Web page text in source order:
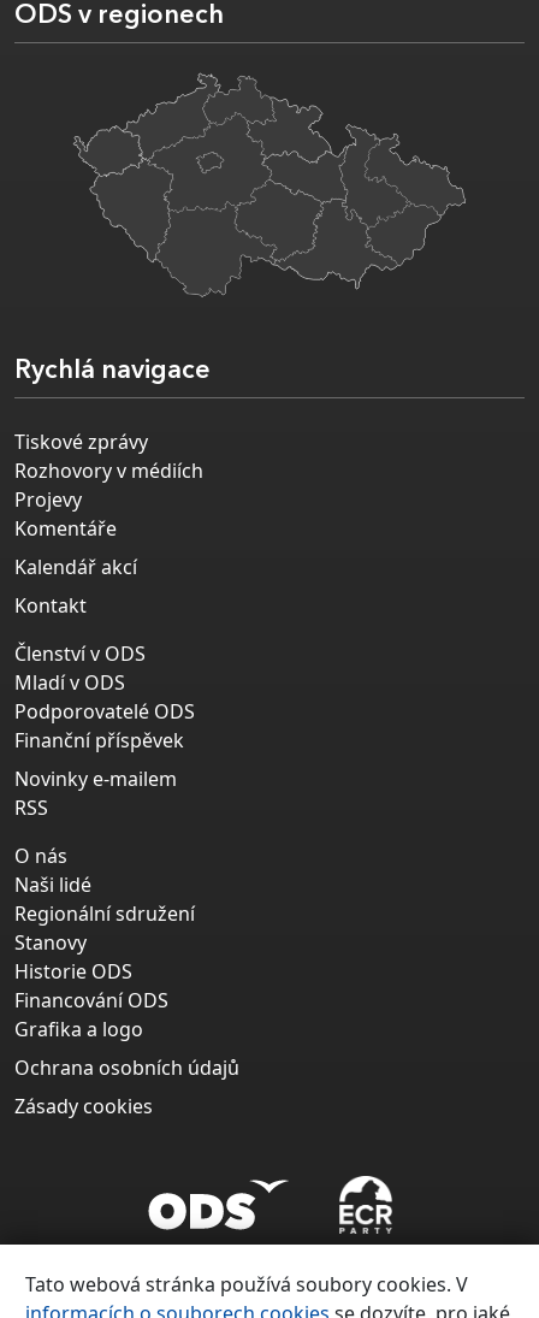
ODS v regionech
Rychlá navigace
Tiskové zprávy
Rozhovory v médiích
Projevy
Komentáře
Kalendář akcí
Kontakt
Členství v ODS
Mladí v ODS
Podporovatelé ODS
Finanční příspěvek
Novinky e-mailem
RSS
O nás
Naši lidé
Regionální sdružení
Stanovy
Historie ODS
Financování ODS
Grafika a logo
Ochrana osobních údajů
Zásady cookies
Tato webová stránka používá soubory cookies. V